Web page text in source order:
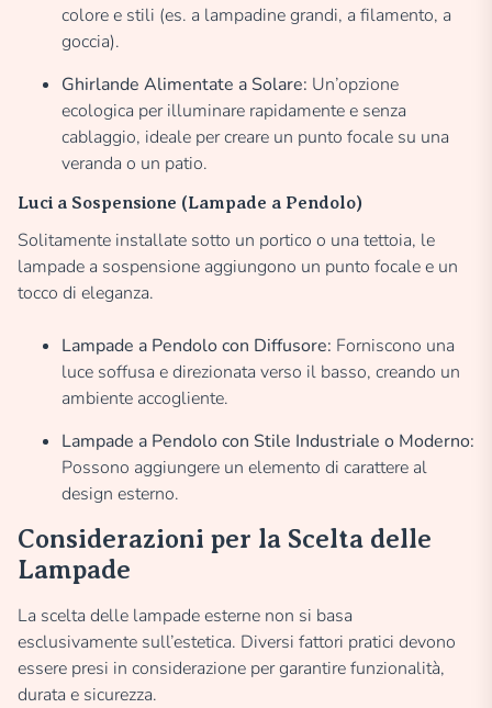
colore e stili (es. a lampadine grandi, a filamento, a
goccia).
Ghirlande Alimentate a Solare: Un’opzione
ecologica per illuminare rapidamente e senza
cablaggio, ideale per creare un punto focale su una
veranda o un patio.
Luci a Sospensione (Lampade a Pendolo)
Solitamente installate sotto un portico o una tettoia, le
lampade a sospensione aggiungono un punto focale e un
tocco di eleganza.
Lampade a Pendolo con Diffusore: Forniscono una
luce soffusa e direzionata verso il basso, creando un
ambiente accogliente.
Lampade a Pendolo con Stile Industriale o Moderno:
Possono aggiungere un elemento di carattere al
design esterno.
Considerazioni per la Scelta delle
Lampade
La scelta delle lampade esterne non si basa
esclusivamente sull’estetica. Diversi fattori pratici devono
essere presi in considerazione per garantire funzionalità,
durata e sicurezza.